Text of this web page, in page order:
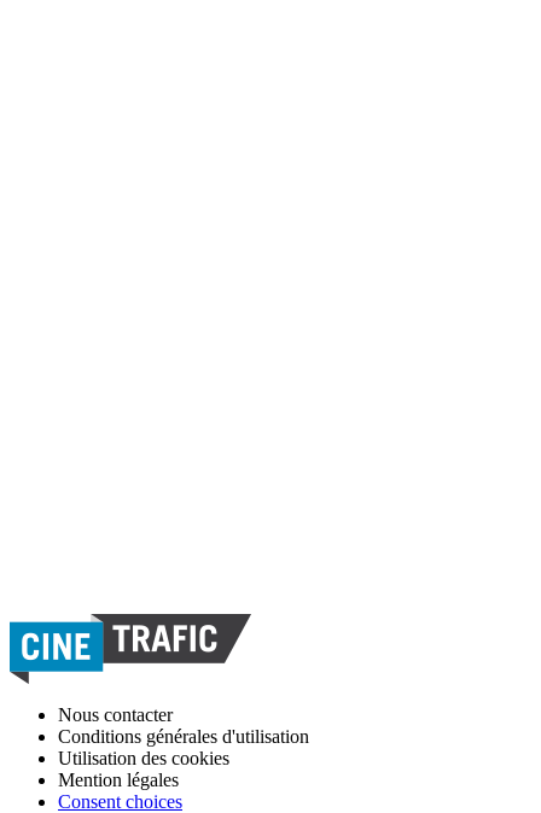
Nous contacter
Conditions générales d'utilisation
Utilisation des cookies
Mention légales
Consent choices